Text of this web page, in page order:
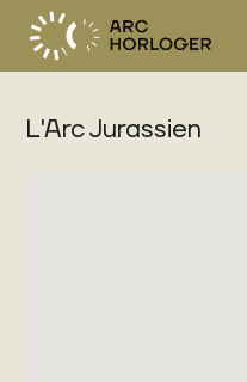
L'Arc Jurassien